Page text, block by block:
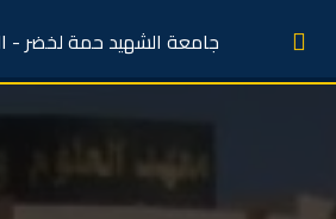
جامعة الشهيد حمة لخضر -